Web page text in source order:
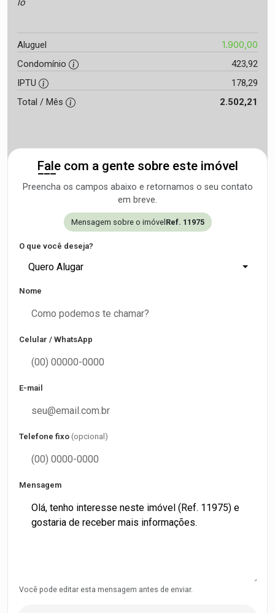
lo
Aluguel 1.900,00
Condomínio
423,92
IPTU
178,29
Total / Mês
2.502,21
Fale com a gente sobre este imóvel
Preencha os campos abaixo e retornamos o seu contato
em breve.
Mensagem sobre o imóvelRef. 11975
O que você deseja?
Quero Alugar
Nome
Celular / WhatsApp
E-mail
Telefone fixo (opcional)
Mensagem
Você pode editar esta mensagem antes de enviar.